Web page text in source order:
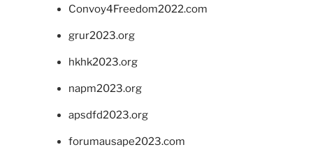
Convoy4Freedom2022.com
grur2023.org
hkhk2023.org
napm2023.org
apsdfd2023.org
forumausape2023.com